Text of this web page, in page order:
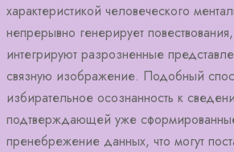
характеристикой человеческого
непрерывно генерирует
интегрируют разрозненные
связную изображение. Подобный
избирательное осознанность к
подтверждающей уже
пренебрежение данных, что могут